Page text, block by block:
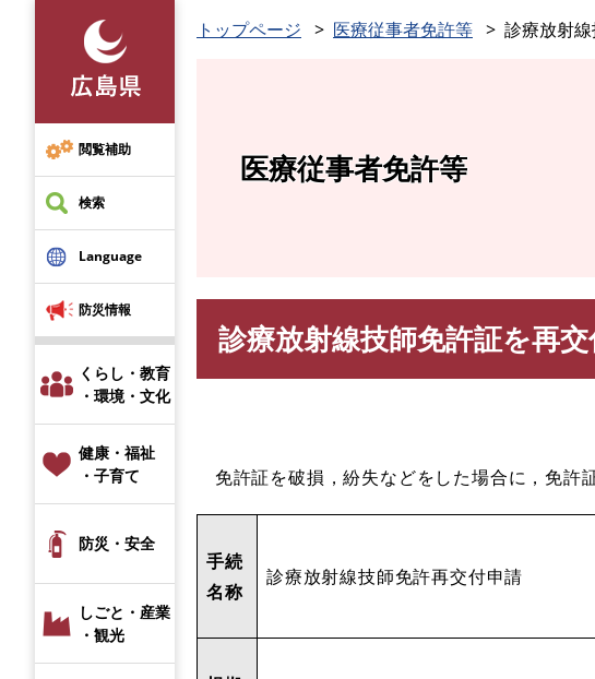
先
頭
で
す
閲覧補助
検索
Language
防災情報
くらし・教育
・環境・文化
健康・福祉
・子育て
防災・安全
しごと・産業
・観光
トップページ 医療従事者免許等 診療放射
医療従事者免許等
診療放射線技師免許証を再
免許証を破損，紛失などをした場合に，免許
手続
名称
診療放射線技師免許再交付申請